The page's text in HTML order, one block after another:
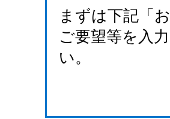
まずは下記「
ご要望等を入
い。